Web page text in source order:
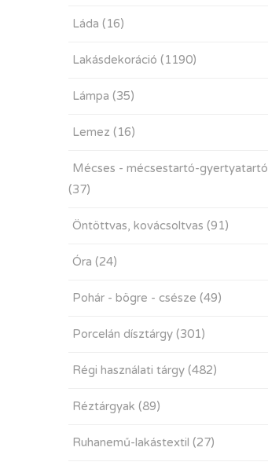
Láda (16)
Lakásdekoráció (1190)
Lámpa (35)
Lemez (16)
Mécses - mécsestartó-gyertyatartó
(37)
Öntöttvas, kovácsoltvas (91)
Óra (24)
Pohár - bögre - csésze (49)
Porcelán dísztárgy (301)
Régi használati tárgy (482)
Réztárgyak (89)
Ruhanemű-lakástextil (27)